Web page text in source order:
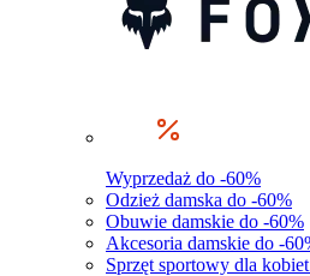
Wyprzedaż do -60%
Odzież damska do -60%
Obuwie damskie do -60%
Akcesoria damskie do -
Sprzęt sportowy dla